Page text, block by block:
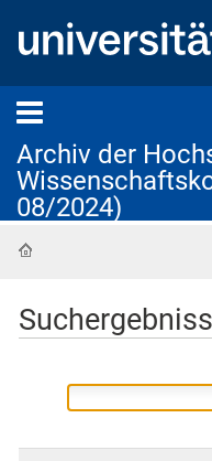
Archiv der
08/2024)